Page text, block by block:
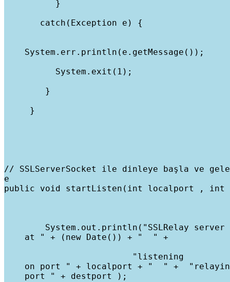
          }
       catch(Exception e) {
    System.err.println(e.getMessage());
          System.exit(1);
        }
     }
// SSLServerSocket ile dinleye başla ve
e
public void startListen(int localport , int
System.out.println("SSLRelay server
    at " + (new Date()) + "  " +
                         "listening
on port " + localport + "  " +
    port " + destport );